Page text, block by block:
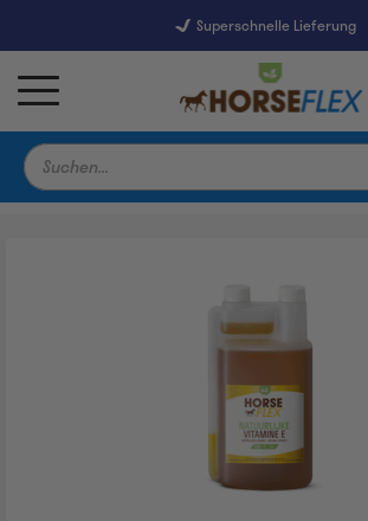
Superschnelle Lieferung
9,5 7247 Reviews
Products
search